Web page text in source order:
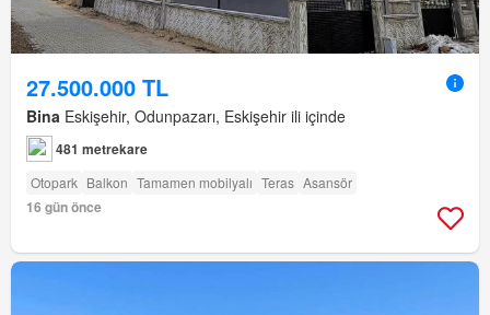
27.500.000 TL
Bina Eskişehir, Odunpazarı, Eskişehir ili içinde
481 metrekare
Otopark Balkon Tamamen mobilyalı Teras Asansör
16 gün önce